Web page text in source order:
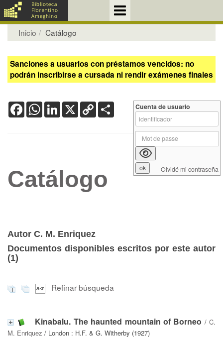
Inicio Catálogo
Sanciones a usuarios con préstamos vencidos: no
podrán inscribirse a cursada ni rendir exámenes finales
FacebookWhatsApp
LinkedIn
X Copy
Link
Catálogo
Autor C. M. Enriquez
Documentos disponibles escritos por este autor
(1)
Refinar búsqueda
Kinabalu. The haunted mountain of Borneo / C.
M. Enriquez / London : H.F. & G. Witherby (1927)
Cuenta de usuario
Olvidé mi contraseña